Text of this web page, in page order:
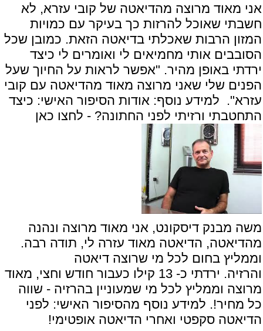
אני מאוד מרוצה מהדיאטה של קובי עזרא, לא
חשבתי שאוכל להרזות כך בעיקר עם כמויות
המזון הרבות שאכלתי בדיאטה הזאת. כמובן שכל
הסובבים אותי מחמיאים לי ואומרים לי כיצד
ירדתי באופן מהיר. "אפשר לראות על החיוך שעל
הפנים שלי שאני מרוצה מאוד מהדיאטה עם קובי
עזרא". למידע נוסף: אודות הסיפור האישי: כיצד
התחטבתי ורזיתי לפני החתונה? - לחצו כאן
משה מבנק דיסקונט, אני מאוד מרוצה ונהנה
מהדיאטה, הדיאטה מאוד עזרה לי, תודה רבה.
וממליץ בחום לכל מי שרוצה דיאטה
והרזיה. ירדתי כ- 13 קילו כעבור חודש וחצי, מאוד
מרוצה וממליץ לכל מי שמעוניין בהרזיה - שווה
כל מחיר!. למידע נוסף מהסיפור האישי: לפני
הדיאטה סקפטי ואחרי הדיאטה אופטימי!